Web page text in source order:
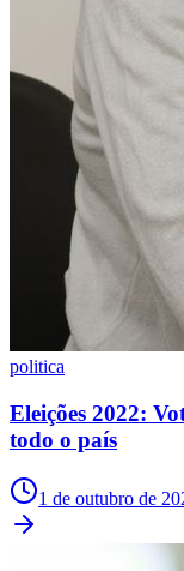
Cruzeiro
politica
Eleições 2022:
todo o país
1 de outubro de